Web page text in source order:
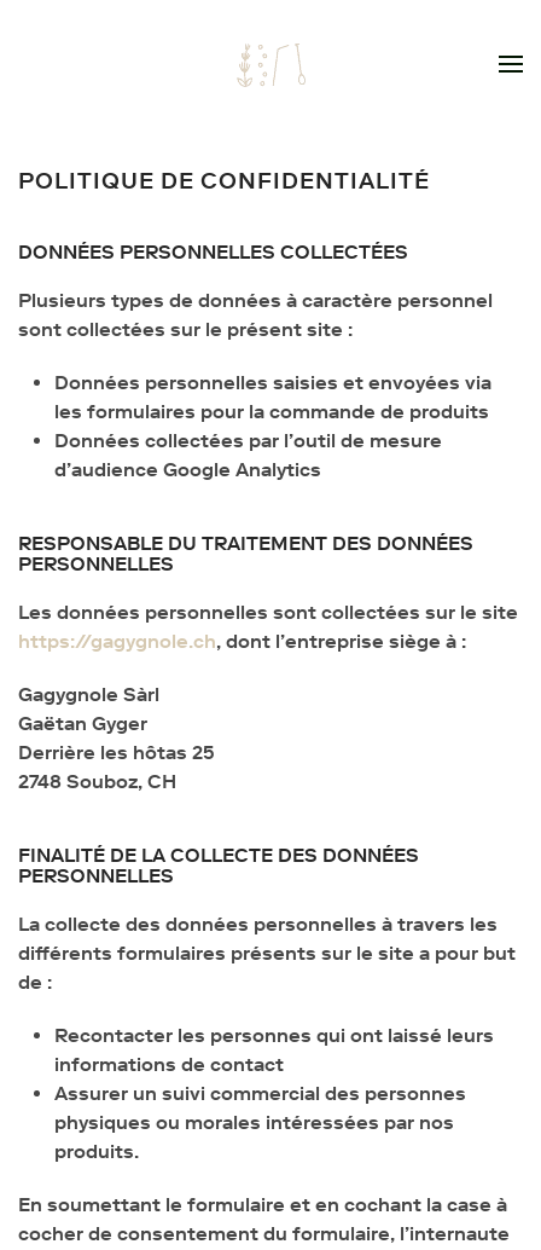
Skip to main content
POLITIQUE DE CONFIDENTIALITÉ
DONNÉES PERSONNELLES COLLECTÉES
Plusieurs types de données à caractère personnel
sont collectées sur le présent site :
Données personnelles saisies et envoyées via
les formulaires pour la commande de produits
Données collectées par l’outil de mesure
d’audience Google Analytics
RESPONSABLE DU TRAITEMENT DES DONNÉES
PERSONNELLES
Les données personnelles sont collectées sur le site
https://gagygnole.ch, dont l’entreprise siège à :
Gagygnole Sàrl
Gaëtan Gyger
Derrière les hôtas 25
2748 Souboz, CH
FINALITÉ DE LA COLLECTE DES DONNÉES
PERSONNELLES
La collecte des données personnelles à travers les
différents formulaires présents sur le site a pour but
de :
Recontacter les personnes qui ont laissé leurs
informations de contact
Assurer un suivi commercial des personnes
physiques ou morales intéressées par nos
produits.
En soumettant le formulaire et en cochant la case à
cocher de consentement du formulaire, l’internaute